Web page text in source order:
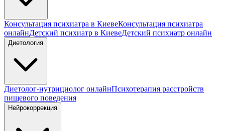
Консультация психиатра в КиевеКонсультация психиатра
онлайнДетский психиатр в КиевеДетский психиатр онлайн
Диетология
Диетолог-нутрициолог онлайнПсихотерапия расстройств
пищевого поведения
Нейрокоррекция